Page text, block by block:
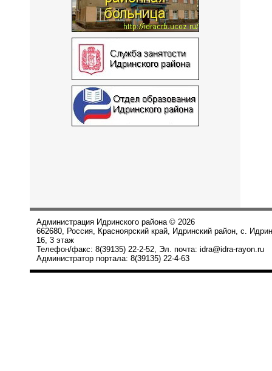
Администрация Идринского района © 2026
662680, Россия, Красноярский край, Идринский район, с.
16, 3 этаж
Телефон/факс: 8(39135) 22-2-52, Эл. почта: idra@idra-rayon.ru
Администратор портала: 8(39135) 22-4-63